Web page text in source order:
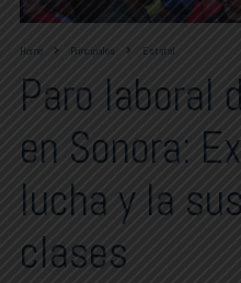
Home Principales Estatal
Paro laboral
en Sonora:
lucha y la
clases